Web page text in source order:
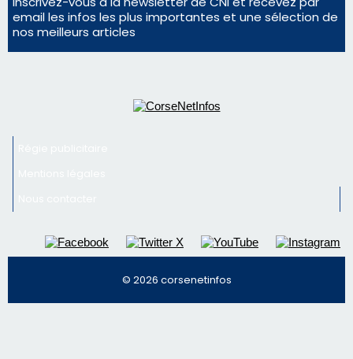
Nous contacter
© 2026 corsenetinfos